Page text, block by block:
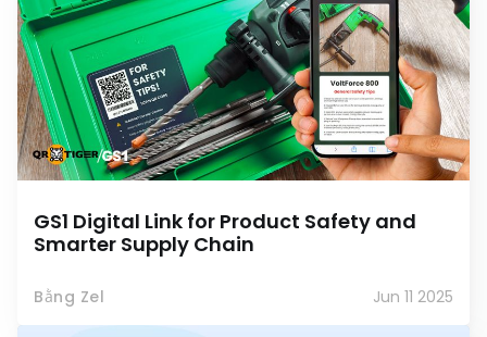
GS1 Digital Link for Product Safety and
Smarter Supply Chain
Bằng Zel Jun 11 2025